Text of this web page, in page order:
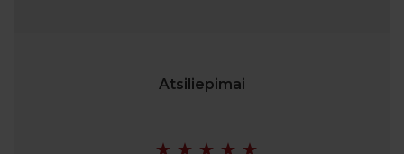
Atsiliepimai